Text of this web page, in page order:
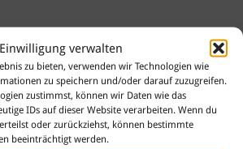
Einwilligung verwalten
zu bieten, verwenden wir Technologien wie
zu speichern und/oder darauf zuzugreifen.
zustimmst, können wir Daten wie das
IDs auf dieser Website verarbeiten. Wenn du
oder zurückziehst, können bestimmte
beeinträchtigt werden.
Sie uns